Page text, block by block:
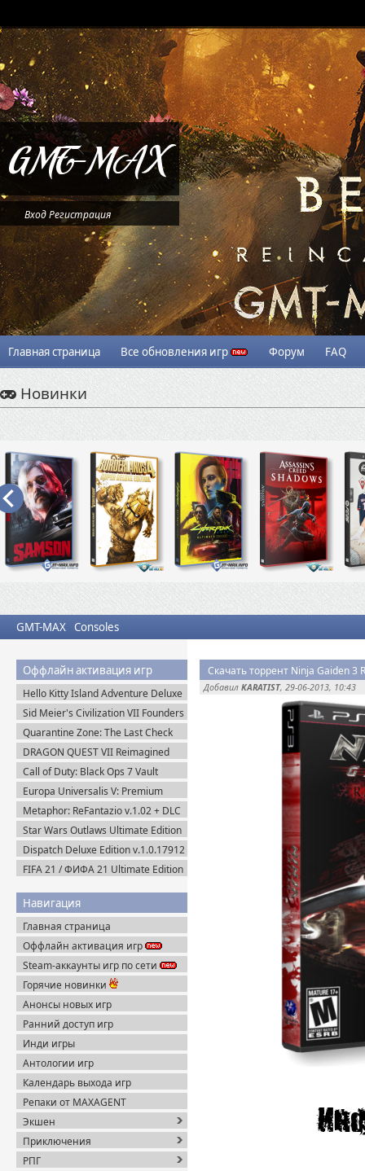
ВходРегистрация
Главная страница Все обновления игр Форум FAQ
Новинки
GMT-MAX Consoles
Оффлайн активация игр
Hello Kitty Island Adventure Deluxe
Edition (2025) Steam-Rip
Sid Meier's Civilization VII Founders
Edition (2025) Steam-Rip
Quarantine Zone: The Last Check
v.1.1.13.2054 + Все DLC (2026)
Пиратка
DRAGON QUEST VII Reimagined
v.1.1.1.0 + Все DLC (2026) Пиратка
Call of Duty: Black Ops 7 Vault
Edition (2025) Steam-Rip
Europa Universalis V: Premium
Edition v.1.3.11 (2025) Пиратка
Metaphor: ReFantazio v.1.02 + DLC
(2024) RePack
Star Wars Outlaws Ultimate Edition
(2024) Uplay-Rip
Dispatch Deluxe Edition v.1.0.17912
+ DLC (2025) Пиратка
FIFA 21 / ФИФА 21 Ultimate Edition
Навигация
Главная страница
Оффлайн активация игр
Steam-аккаунты игр по сети
Горячие новинки
Анонсы новых игр
Ранний доступ игр
Инди игры
Антологии игр
Календарь выхода игр
Репаки от MAXAGENT
Экшен
Приключения
РПГ
Скачать торрент Ninja Gaiden 3
Добавил KARATIST, 29-06-2013, 10:43